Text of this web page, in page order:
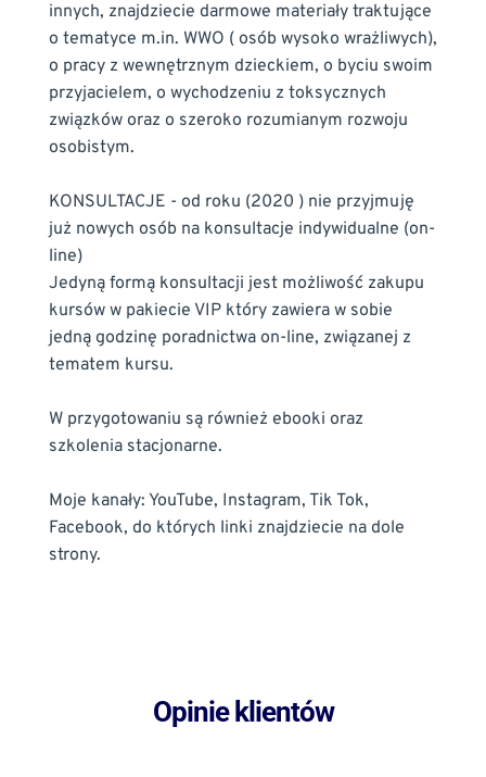
innych, znajdziecie darmowe materiały traktujące
o tematyce m.in. WWO ( osób wysoko wrażliwych),
o pracy z wewnętrznym dzieckiem, o byciu swoim
przyjacielem, o wychodzeniu z toksycznych
związków oraz o szeroko rozumianym rozwoju
osobistym.
KONSULTACJE - od roku (2020 ) nie przyjmuję
już nowych osób na konsultacje indywidualne (on-
line)
Jedyną formą konsultacji jest możliwość zakupu
kursów w pakiecie VIP który zawiera w sobie
jedną godzinę poradnictwa on-line, związanej z
tematem kursu.
W przygotowaniu są również ebooki oraz
szkolenia stacjonarne.
Moje kanały: YouTube, Instagram, Tik Tok,
Facebook, do których linki znajdziecie na dole
strony.
Opinie klientów